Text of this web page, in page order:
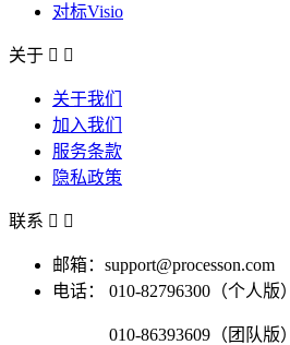
对标Visio
关于  
关于我们
加入我们
服务条款
隐私政策
联系  
邮箱：support@processon.com
电话：
010-82796300（个人版）
010-86393609（团队版）